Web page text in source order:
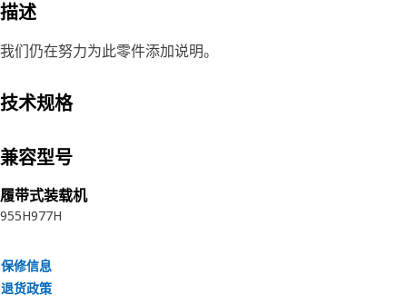
描述
我们仍在努力为此零件添加说明。
技术规格
兼容型号
履带式装载机
955H977H
保修信息
退货政策